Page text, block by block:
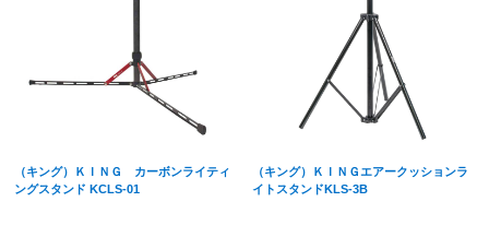
（キング）ＫＩＮＧ カーボンライティ
ングスタンド KCLS-01
（キング）ＫＩＮＧエアークッションラ
イトスタンドKLS-3B